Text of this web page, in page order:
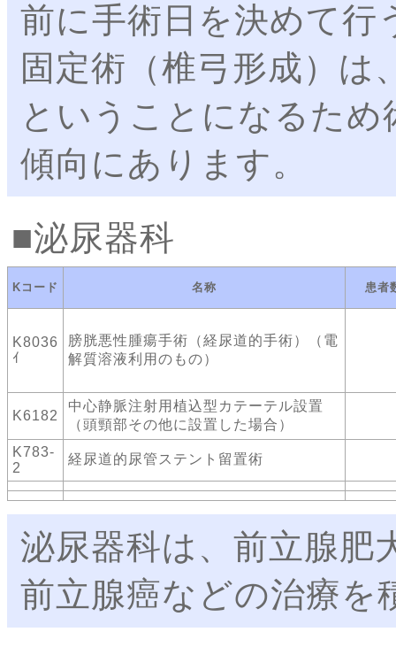
前に手術日を決めて行
固定術（椎弓形成）は
ということになるた
傾向にあります。
泌尿器科
Kコード 名称 患者
K8036
ｲ
膀胱悪性腫瘍手術（経尿道的手術）（電
解質溶液利用のもの）
K6182
中心静脈注射用植込型カテーテル設置
（頭頸部その他に設置した場合）
K783-
2
経尿道的尿管ステント留置術
泌尿器科は、前立腺肥
前立腺癌などの治療を